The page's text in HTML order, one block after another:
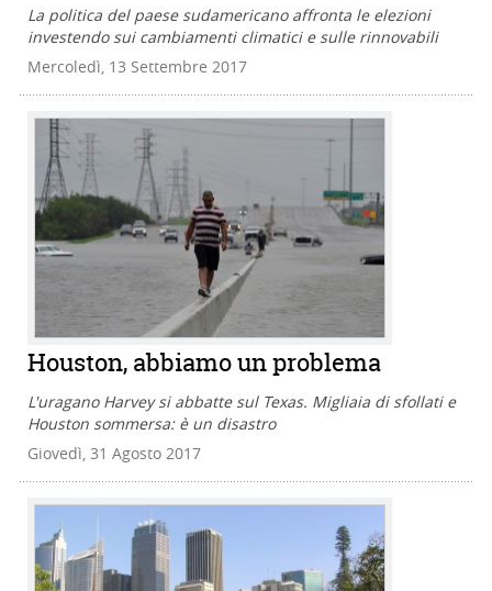
La politica del paese sudamericano affronta le elezioni
investendo sui cambiamenti climatici e sulle rinnovabili
Mercoledì, 13 Settembre 2017
Houston, abbiamo un problema
L'uragano Harvey si abbatte sul Texas. Migliaia di sfollati e
Houston sommersa: è un disastro
Giovedì, 31 Agosto 2017